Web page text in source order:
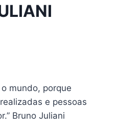
mundo, porque
e pessoas
Bruno Juliani